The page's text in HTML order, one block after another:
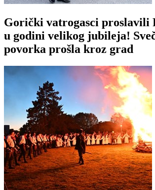
Gorički vatrogasci proslavili
u godini velikog jubileja!
povorka prošla kroz grad